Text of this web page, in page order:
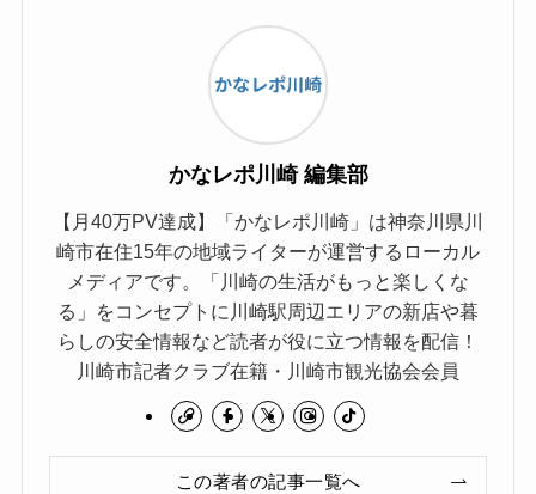
かなレポ川崎 編集部
【月40万PV達成】「かなレポ川崎」は神奈川県川
崎市在住15年の地域ライターが運営するローカル
メディアです。「川崎の生活がもっと楽しくな
る」をコンセプトに川崎駅周辺エリアの新店や暮
らしの安全情報など読者が役に立つ情報を配信！
川崎市記者クラブ在籍・川崎市観光協会会員
この著者の記事一覧へ